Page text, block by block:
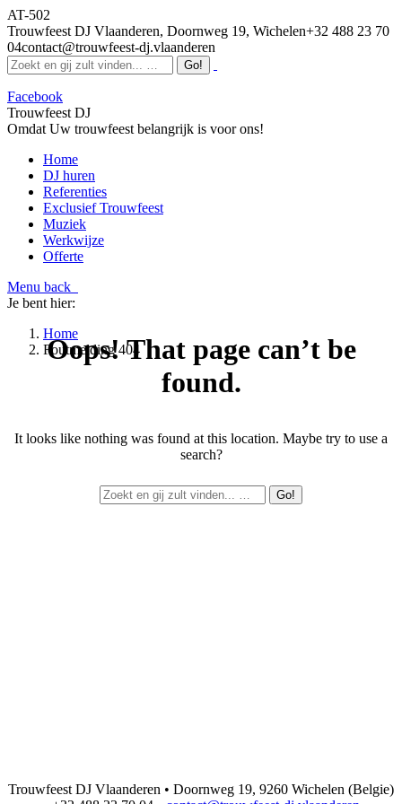
AT-502
Trouwfeest DJ Vlaanderen, Doornweg 19, Wichelen+32 488 23 70
04contact@trouwfeest-dj.vlaanderen
Facebook
Trouwfeest DJ
Omdat Uw trouwfeest belangrijk is voor ons!
Home
DJ huren
Referenties
Exclusief Trouwfeest
Muziek
Werkwijze
Offerte
Menu back
Je bent hier:
Home
Foutmelding 404
Oops! That page can’t be
found.
It looks like nothing was found at this location. Maybe try to use a
search?
Trouwfeest DJ Vlaanderen • Doornweg 19, 9260 Wichelen (Belgie)